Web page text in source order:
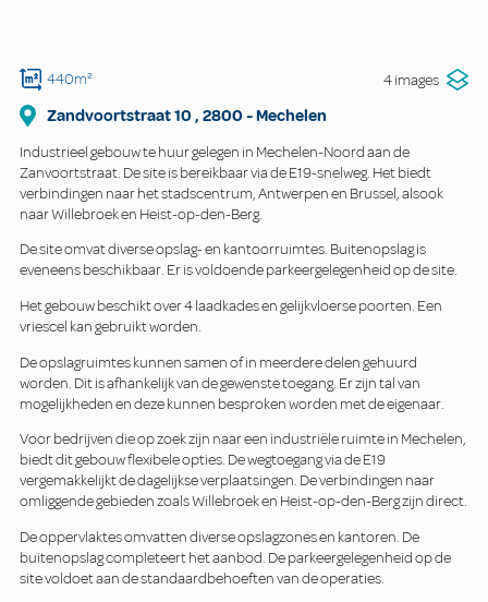
440m² 4 images
Zandvoortstraat10 , 2800 -Mechelen
Industrieel gebouw te huur gelegen in Mechelen-Noord aan de
Zanvoortstraat. De site is bereikbaar via de E19-snelweg. Het biedt
verbindingen naar het stadscentrum, Antwerpen en Brussel, alsook
naar Willebroek en Heist-op-den-Berg.
De site omvat diverse opslag- en kantoorruimtes. Buitenopslag is
eveneens beschikbaar. Er is voldoende parkeergelegenheid op de site.
Het gebouw beschikt over 4 laadkades en gelijkvloerse poorten. Een
vriescel kan gebruikt worden.
De opslagruimtes kunnen samen of in meerdere delen gehuurd
worden. Dit is afhankelijk van de gewenste toegang. Er zijn tal van
mogelijkheden en deze kunnen besproken worden met de eigenaar.
Voor bedrijven die op zoek zijn naar een industriële ruimte in Mechelen,
biedt dit gebouw flexibele opties. De wegtoegang via de E19
vergemakkelijkt de dagelijkse verplaatsingen. De verbindingen naar
omliggende gebieden zoals Willebroek en Heist-op-den-Berg zijn direct.
De oppervlaktes omvatten diverse opslagzones en kantoren. De
buitenopslag completeert het aanbod. De parkeergelegenheid op de
site voldoet aan de standaardbehoeften van de operaties.